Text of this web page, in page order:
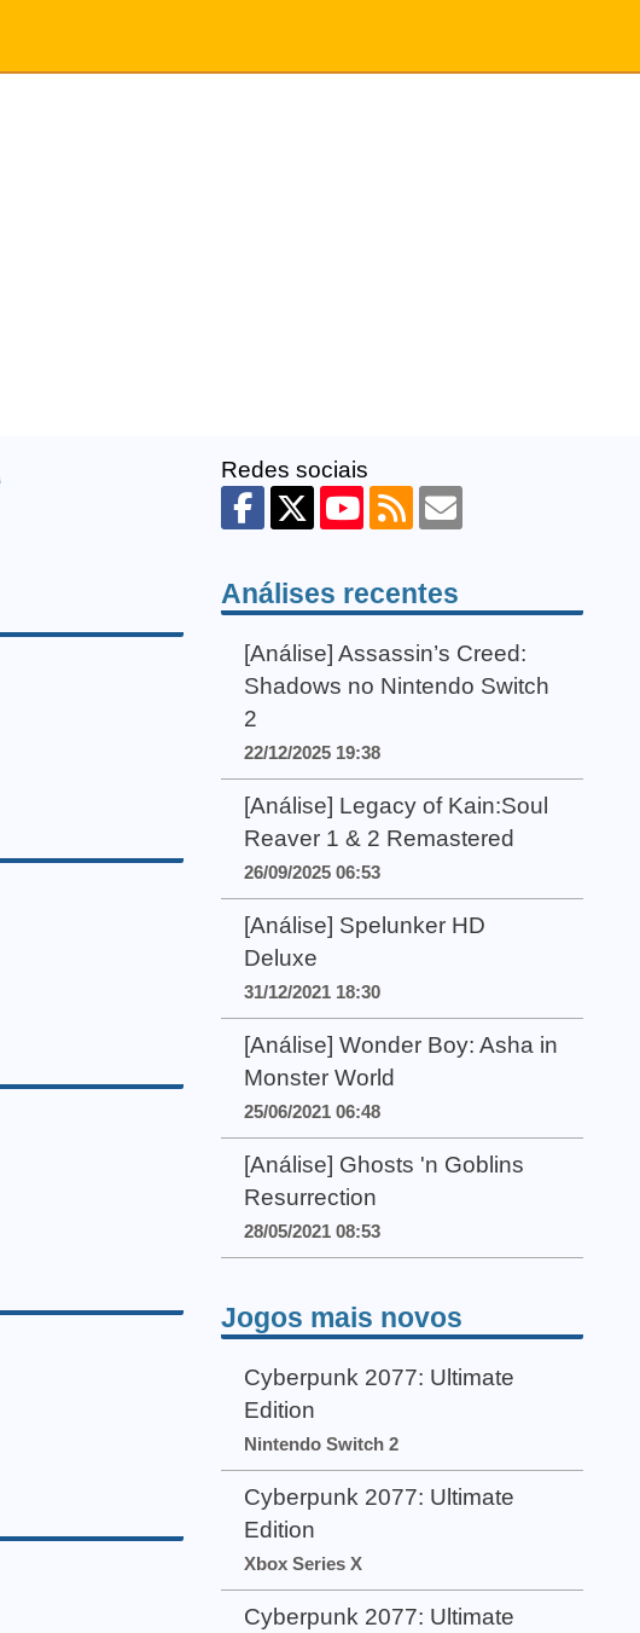
Redes sociais
Análises recentes
[Análise] Assassin’s Creed:
Shadows no Nintendo Switch
2
22/12/2025 19:38
[Análise] Legacy of Kain:Soul
Reaver 1 & 2 Remastered
26/09/2025 06:53
[Análise] Spelunker HD
Deluxe
31/12/2021 18:30
[Análise] Wonder Boy: Asha in
Monster World
25/06/2021 06:48
[Análise] Ghosts 'n Goblins
Resurrection
28/05/2021 08:53
Jogos mais novos
Cyberpunk 2077: Ultimate
Edition
Nintendo Switch 2
Cyberpunk 2077: Ultimate
Edition
Xbox Series X
Cyberpunk 2077: Ultimate